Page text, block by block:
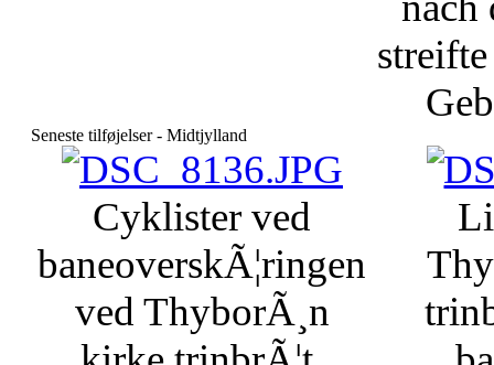
Seneste tilføjelser - Midtjylland
Cyklister ved
baneoverskÃ¦ringen
ved ThyborÃ¸n